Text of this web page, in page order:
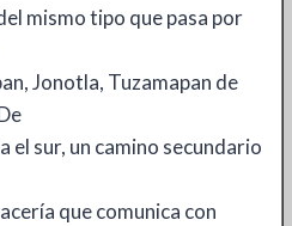
mismo tipo que pasa por
Jonotla, Tuzamapan de
el sur, un camino secundario
que comunica con